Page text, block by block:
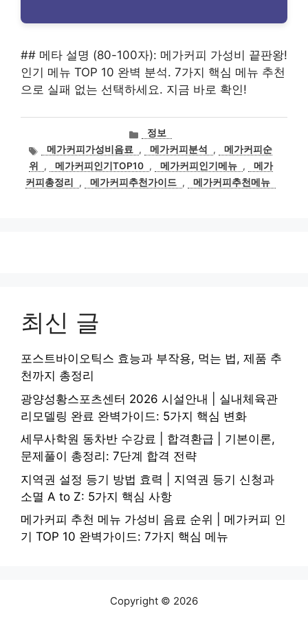
## 메타 설명 (80-100자): 메가커피 가성비 끝판왕!
인기 메뉴 TOP 10 완벽 분석. 7가지 핵심 메뉴 추천
으로 실패 없는 선택하세요. 지금 바로 확인!
카
테
고
리
정보
태메가커피가성비음료 , 메가커피분석 ,
메가커피순
위
, 메가커피인기TOP10 , 메가커피인기메뉴 ,
메가
커피총정리
, 메가커피추천가이드 , 메가커피추천메뉴
최신 글
포스트바이오틱스 효능과 부작용, 먹는 법, 제품 추
천까지 총정리
광양성황스포츠센터 2026 시설안내 | 실내체육관
리모델링 완료 완벽가이드: 5가지 핵심 변화
세무사학원 동차반 수강료 | 합격환급 | 기본이론,
문제풀이 총정리: 7단계 합격 전략
지역권 설정 등기 방법 효력 | 지역권 등기 신청과
소멸 A to Z: 5가지 핵심 사항
메가커피 추천 메뉴 가성비 음료 순위 | 메가커피 인
기 TOP 10 완벽가이드: 7가지 핵심 메뉴
Copyright © 2026